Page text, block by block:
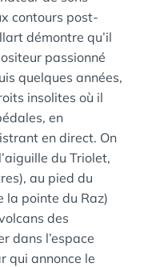
contours post-
démontre qu’il
passionné
quelques années,
insolites où il
en
en direct. On
du Triolet,
au pied du
la pointe du Raz)
des
dans l’espace
qui annonce le